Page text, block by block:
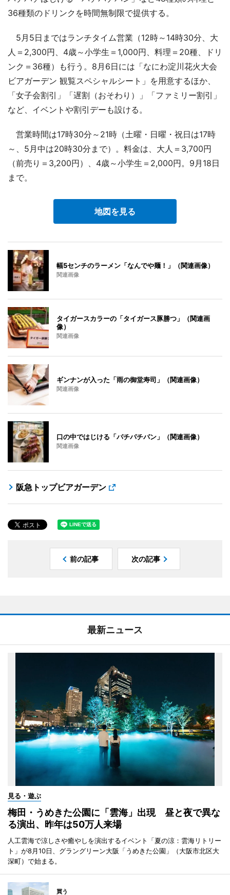
36種類のドリンクを時間無制限で提供する。
5月5日まではランチタイム営業（12時～14時30分、大
人＝2,300円、4歳～小学生＝1,000円、料理＝20種、ドリ
ンク＝36種）も行う。8月6日には「なにわ淀川花火大会
ビアガーデン 観覧スペシャルシート」を用意するほか、
「女子会割引」「遅割（おそわり）」「ファミリー割引」
など、イベントや割引デーも設ける。
営業時間は17時30分～21時（土曜・日曜・祝日は17時
～、5月中は20時30分まで）。料金は、大人＝3,700円
（前売り＝3,200円）、4歳～小学生＝2,000円。9月18日
まで。
地図を見る
幅5センチのラーメン「なんでや麺！」（関連画像）
関連画像
タイガースカラーの「タイガース豚勝つ」（関連画
像）
関連画像
ギンナンが入った「雨の御堂寿司」（関連画像）
関連画像
口の中ではじける「パチパチパン」（関連画像）
関連画像
阪急トップビアガーデン
前の記事 次の記事
最新ニュース
見る・遊ぶ
梅田・うめきた公園に「雲海」出現 昼と夜で異な
る演出、昨年は50万人来場
人工雲海で涼しさや癒やしを演出するイベント「夏の涼：雲海リトリー
ト」が8月10日、グラングリーン大阪「うめきた公園」（大阪市北区大
深町）で始まる。
買う